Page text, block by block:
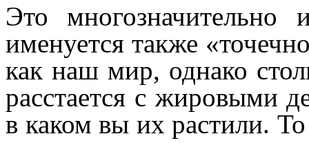
Это многозначительно
именуется также
как наш мир, однако
расстается с жировыми
в каком вы их растили.